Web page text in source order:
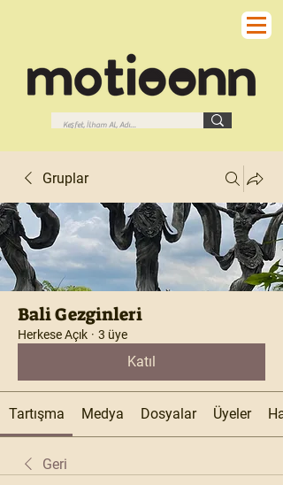
Gruplar
Bali Gezginleri
Herkese Açık · 3 üye
Katıl
Tartışma Medya Dosyalar Üyeler
Geri